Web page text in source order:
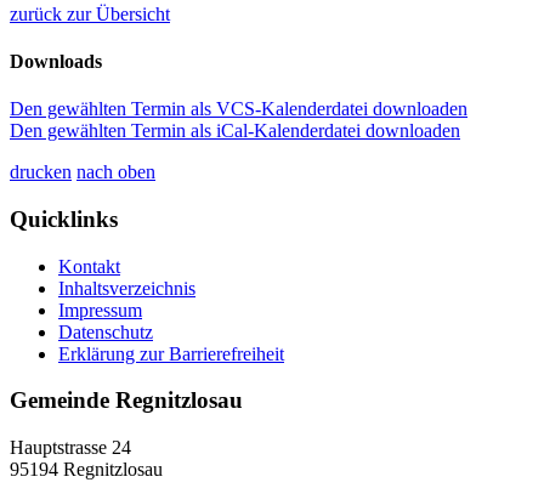
zurück zur Übersicht
Downloads
Den gewählten Termin als VCS-Kalenderdatei downloaden
Den gewählten Termin als iCal-Kalenderdatei downloaden
drucken nach oben
Quicklinks
Kontakt
Inhaltsverzeichnis
Impressum
Datenschutz
Erklärung zur Barrierefreiheit
Gemeinde Regnitzlosau
Hauptstrasse 24
95194 Regnitzlosau